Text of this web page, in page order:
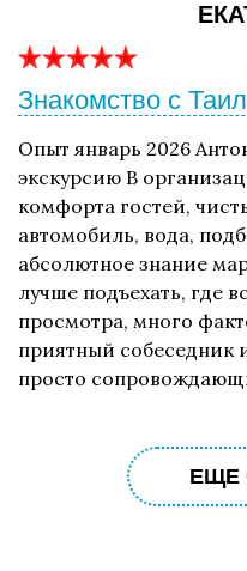
Знакомство с
Опыт январь 2026
экскурсию В
комфорта гостей,
автомобиль, вода,
абсолютное знание
лучше подъехать, где
просмотра, много
приятный собеседник
просто
ЕЩЕ